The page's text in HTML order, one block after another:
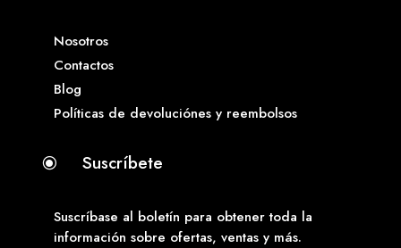
Nosotros
Contactos
Blog
Políticas de devoluciónes y reembolsos
\ Suscríbete
Suscríbase al boletín para obtener toda la
información sobre ofertas, ventas y más.